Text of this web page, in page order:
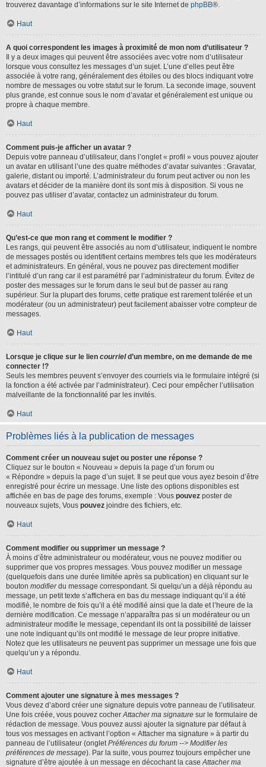
trouverez davantage d’informations sur le site Internet de phpBB®.
Haut
A quoi correspondent les images à proximité de mon nom d’utilisateur ?
Il y a deux images qui peuvent être associées avec votre nom d’utilisateur
lorsque vous consultez les messages d’un sujet. L’une d’elles peut être
associée à votre rang, généralement des étoiles ou des blocs indiquant votre
nombre de messages ou votre statut sur le forum. La seconde image, souvent
plus grande, est connue sous le nom d’avatar et généralement est unique ou
propre à chaque membre.
Haut
Comment puis-je afficher un avatar ?
Depuis votre panneau d’utilisateur, dans l’onglet « profil » vous pouvez ajouter
un avatar en utilisant l’une des quatre méthodes d’avatar suivantes : Gravatar,
galerie, distant ou importé. L’administrateur du forum peut activer ou non les
avatars et décider de la manière dont ils sont mis à disposition. Si vous ne
pouvez pas utiliser d’avatar, contactez un administrateur du forum.
Haut
Qu’est-ce que mon rang et comment le modifier ?
Les rangs, qui peuvent être associés au nom d’utilisateur, indiquent le nombre
de messages postés ou identifient certains membres tels que les modérateurs
et administrateurs. En général, vous ne pouvez pas directement modifier
l’intitulé d’un rang car il est paramétré par l’administrateur du forum. Évitez de
poster des messages sur le forum dans le seul but de passer au rang
supérieur. Sur la plupart des forums, cette pratique est rarement tolérée et un
modérateur (ou un administrateur) peut facilement abaisser votre compteur de
messages.
Haut
Lorsque je clique sur le lien courrield’un membre, on me demande de me
connecter !?
Seuls les membres peuvent s’envoyer des courriels via le formulaire intégré (si
la fonction a été activée par l’administrateur). Ceci pour empêcher l’utilisation
malveillante de la fonctionnalité par les invités.
Haut
Problèmes liés à la publication de messages
Comment créer un nouveau sujet ou poster une réponse ?
Cliquez sur le bouton « Nouveau » depuis la page d’un forum ou
« Répondre » depuis la page d’un sujet. Il se peut que vous ayez besoin d’être
enregistré pour écrire un message. Une liste des options disponibles est
affichée en bas de page des forums, exemple : Vous pouvez poster de
nouveaux sujets, Vous pouvez joindre des fichiers, etc.
Haut
Comment modifier ou supprimer un message ?
À moins d’être administrateur ou modérateur, vous ne pouvez modifier ou
supprimer que vos propres messages. Vous pouvez modifier un message
(quelquefois dans une durée limitée après sa publication) en cliquant sur le
bouton modifierdu message correspondant. Si quelqu’un a déjà répondu au
message, un petit texte s’affichera en bas du message indiquant qu’il a été
modifié, le nombre de fois qu’il a été modifié ainsi que la date et l’heure de la
dernière modification. Ce message n’apparaîtra pas si un modérateur ou un
administrateur modifie le message, cependant ils ont la possibilité de laisser
une note indiquant qu’ils ont modifié le message de leur propre initiative.
Notez que les utilisateurs ne peuvent pas supprimer un message une fois que
quelqu’un y a répondu.
Haut
Comment ajouter une signature à mes messages ?
Vous devez d’abord créer une signature depuis votre panneau de l’utilisateur.
Une fois créée, vous pouvez cocherAttacher ma signature sur le formulaire de
rédaction de message. Vous pouvez aussi ajouter la signature par défaut à
tous vos messages en activant l’option « Attacher ma signature » à partir du
panneau de l’utilisateur (ongletPréférences du forum --> Modifier les
préférences de message). Par la suite, vous pourrez toujours empêcher une
signature d’être ajoutée à un message en décochant la caseAttacher ma